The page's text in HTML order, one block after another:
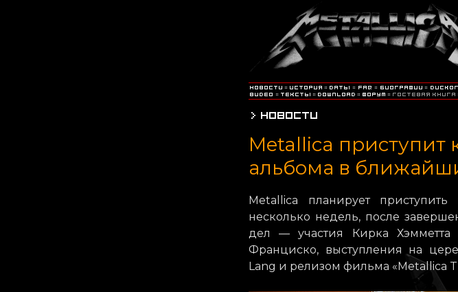
Metallica приступит
альбома в
Metallica планирует
несколько недель, после
дел — участия Кирка Хэмметта
Франциско, выступления на
Lang и релизом фильма «Metallica